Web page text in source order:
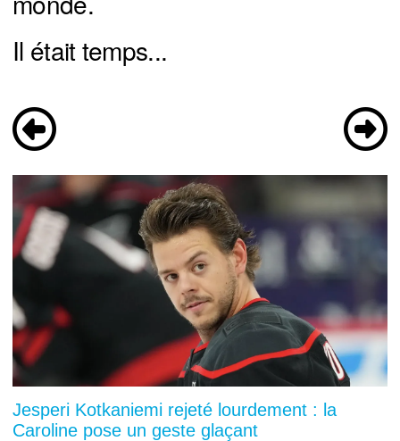
Il était temps...
Jesperi Kotkaniemi rejeté lourdement : la
Caroline pose un geste glaçant